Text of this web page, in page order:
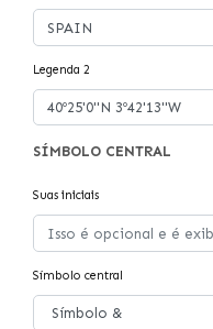
Legenda 2
SÍMBOLO CENTRAL
Suas iniciais
Símbolo central